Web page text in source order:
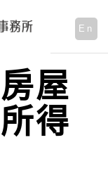
En
屋
得